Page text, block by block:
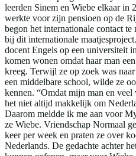
leerden Sinem en Wiebe elkaar in
werkte voor zijn pensioen op de
begon het internationale contact
bij dit internationale
docent Engels op een universiteit
komen wonen omdat haar man
kreeg. Terwijl ze op zoek was
een middelbare school, wilde ze
kennen. “Omdat mijn man en veel
het niet altijd makkelijk om
Daarom meldde ik me aan voor
ze Wiebe. Vriendschap Normaal
keer per week en praten ze over
Nederlands. De gedachte achter